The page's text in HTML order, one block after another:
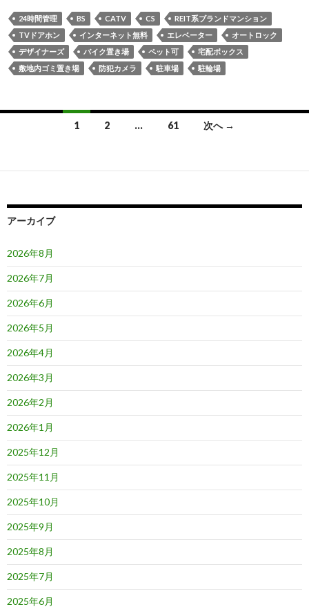
24時間管理 BS CATV CS
REIT系ブランドマンション
TVドアホン
インターネット無料 エレベーター
オートロック
デザイナーズ
バイク置き場 ペット可
宅配ボックス
敷地内ゴミ置き場
防犯カメラ 駐車場 駐輪場
ナ
ゲ
ー
シ
ョ
ン
1 2 … 61 次へ →
アーカイブ
2026年8月
2026年7月
2026年6月
2026年5月
2026年4月
2026年3月
2026年2月
2026年1月
2025年12月
2025年11月
2025年10月
2025年9月
2025年8月
2025年7月
2025年6月